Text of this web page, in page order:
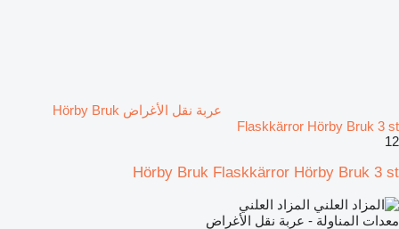
عربة نقل الأغراض Hörby Bruk
Flaskkärror Hörby Bruk 3 st
12
Hörby Bruk Flaskkärror Hörby Bruk 3 st
المزاد العلني
معدات المناولة - عربة نقل الأغراض